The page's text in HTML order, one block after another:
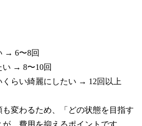
→ 6〜8回
い → 8〜10回
くらい綺麗にしたい → 12回以上
変わるため、「どの状態を目指す
、費用を抑えるポイントです。